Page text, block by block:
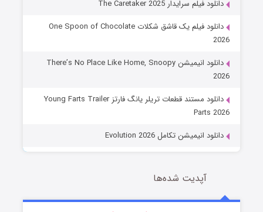
دانلود فیلم سرایدار The Caretaker 2025
دانلود فیلم یک قاشق شکلات One Spoon of Chocolate
2026
دانلود انیمیشن There’s No Place Like Home, Snoopy
2026
دانلود مستند قطعات تریلر یانگ فارتز Young Farts Trailer
Parts 2026
دانلود انیمیشن تکامل Evolution 2026
آپدیت شده‌ها